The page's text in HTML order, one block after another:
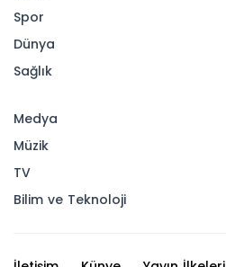
Spor
Dünya
Sağlık
Medya
Müzik
TV
Bilim ve Teknoloji